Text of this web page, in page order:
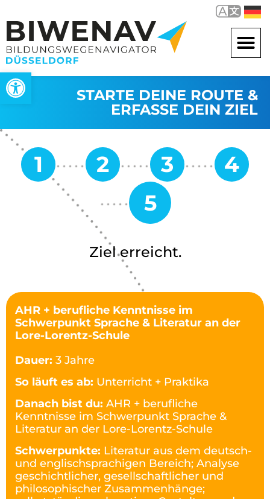
Open toolbar
STARTE DEINE ROUTE &
ERFASSE DEIN ZIEL
Ziel erreicht.
AHR + berufliche Kenntnisse im
Schwerpunkt Sprache & Literatur an der
Lore-Lorentz-Schule
Dauer: 3 Jahre
So läuft es ab: Unterricht + Praktika
Danach bist du: AHR + berufliche
Kenntnisse im Schwerpunkt Sprache &
Literatur an der Lore-Lorentz-Schule
Schwerpunkte: Literatur aus dem deutsch-
und englischsprachigen Bereich; Analyse
geschichtlicher, gesellschaftlicher und
philosophischer Zusammenhänge;